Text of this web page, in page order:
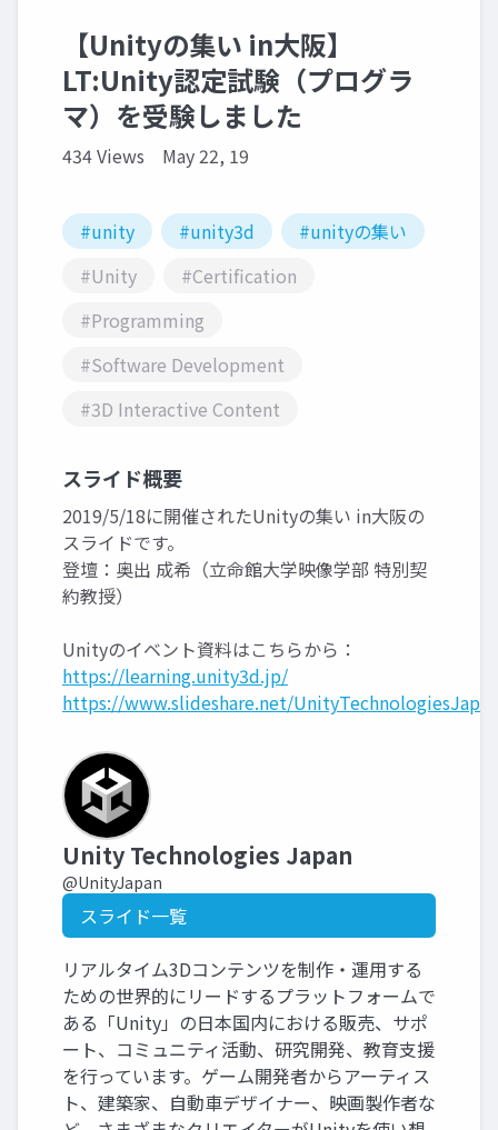
【Unityの集い in大阪】
LT:Unity認定試験（プログラ
マ）を受験しました
434 Views May 22, 19
#unity #unity3d
#unityの集い
#Unity
#Certification
#Programming
#Software Development
#3D Interactive Content
スライド概要
2019/5/18に開催されたUnityの集い in大阪の
スライドです。
登壇：奥出 成希（立命館大学映像学部 特別契
約教授）
Unityのイベント資料はこちらから：
https://learning.unity3d.jp/
https://www.slideshare.net/
Unity Technologies Japan
@UnityJapan
スライド一覧
リアルタイム3Dコンテンツを制作・運用する
ための世界的にリードするプラットフォームで
ある「Unity」の日本国内における販売、サポ
ート、コミュニティ活動、研究開発、教育支援
を行っています。ゲーム開発者からアーティス
ト、建築家、自動車デザイナー、映画製作者な